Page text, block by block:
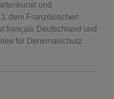
und
dem Französischen
français Deutschland und
für Denkmalschutz